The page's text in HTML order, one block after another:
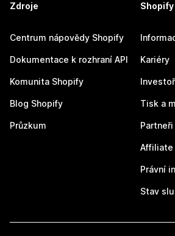
Zdroje
Centrum nápovědy Shopify
Dokumentace k rozhraní API
Komunita Shopify
Blog Shopify
Průzkum
Shopify
Kariéry
Tisk a
Partneři
Affiliate
Právní
Stav